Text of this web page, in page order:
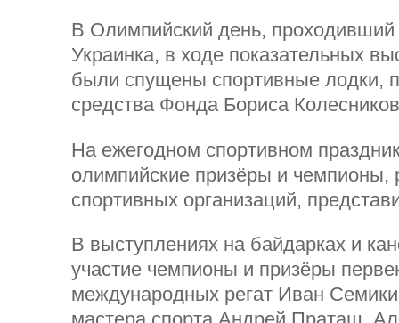
В Олимпийский день, проходивший
Украинка, в ходе показательных
были спущены спортивные лодки,
средства Фонда Бориса
На ежегодном спортивном
олимпийские призёры и чемпионы,
спортивных организаций,
В выступлениях на байдарках и
участие чемпионы и призёры
международных регат Иван